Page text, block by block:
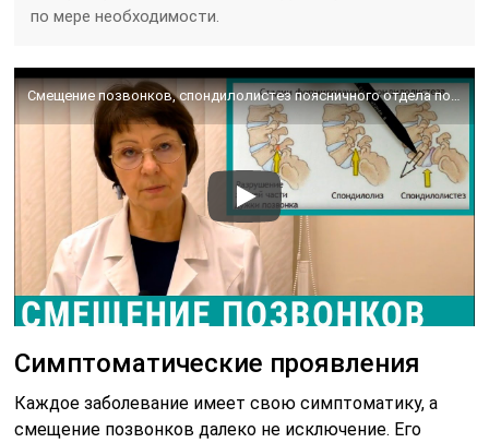
по мере необходимости.
Симптоматические проявления
Каждое заболевание имеет свою симптоматику, а
смещение позвонков далеко не исключение. Его